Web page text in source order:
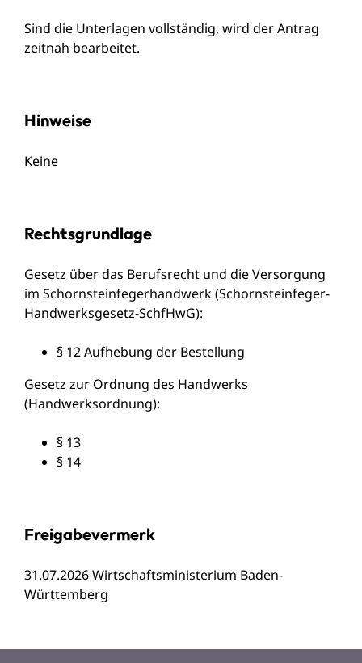
Sind die Unterlagen vollständig, wird der Antrag
zeitnah bearbeitet.
Hinweise
Keine
Rechtsgrundlage
Gesetz über das Berufsrecht und die Versorgung
im Schornsteinfegerhandwerk (Schornsteinfeger-
Handwerksgesetz-SchfHwG):
§ 12 Aufhebung der Bestellung
Gesetz zur Ordnung des Handwerks
(Handwerksordnung):
§ 13
§ 14
Freigabevermerk
31.07.2026 Wirtschaftsministerium Baden-
Württemberg